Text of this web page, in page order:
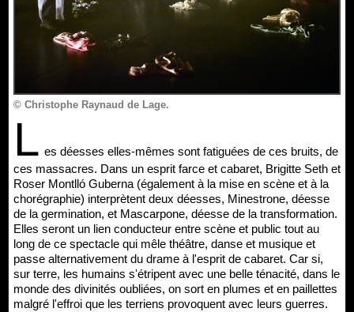
© Christophe Raynaud de Lage.
L es déesses elles-mêmes sont fatiguées de ces bruits, de
ces massacres. Dans un esprit farce et cabaret, Brigitte Seth et
Roser Montlló Guberna (également à la mise en scène et à la
chorégraphie) interprètent deux déesses, Minestrone, déesse
de la germination, et Mascarpone, déesse de la transformation.
Elles seront un lien conducteur entre scène et public tout au
long de ce spectacle qui mêle théâtre, danse et musique et
passe alternativement du drame à l'esprit de cabaret. Car si,
sur terre, les humains s'étripent avec une belle ténacité, dans le
monde des divinités oubliées, on sort en plumes et en paillettes
malgré l'effroi que les terriens provoquent avec leurs guerres.